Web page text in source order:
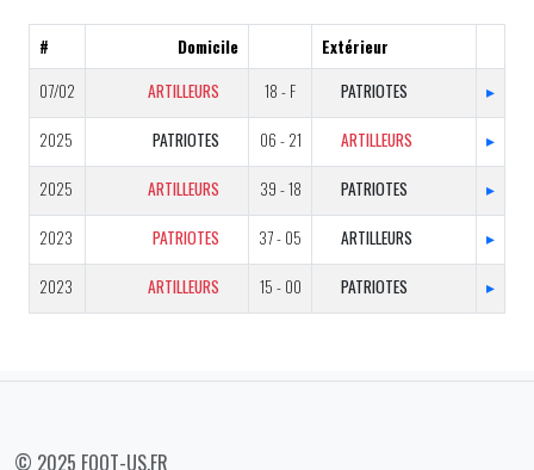
# Domicile
Extérieur
07/02
ARTILLEURS 18 - F PATRIOTES ▸
2025 PATRIOTES 06 - 21 ARTILLEURS ▸
2025 ARTILLEURS 39 - 18 PATRIOTES ▸
2023 PATRIOTES 37 - 05 ARTILLEURS ▸
2023 ARTILLEURS 15 - 00 PATRIOTES ▸
© 2025 FOOT-US.FR